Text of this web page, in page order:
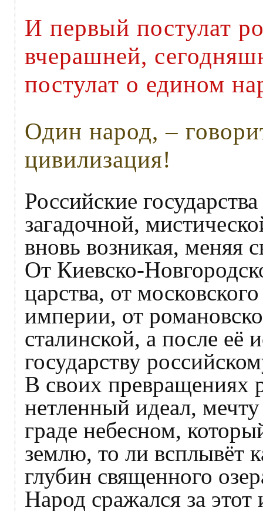
И первый постулат
вчерашней,
постулат о едином
Один народ, –
цивилизация!
Российские
загадочной,
вновь возникая, меняя
От Киевско-
царства, от
империи, от
сталинской, а после её
государству
В своих превращениях
нетленный идеал,
граде небесном,
землю, то ли всплывёт
глубин священного
Народ сражался за